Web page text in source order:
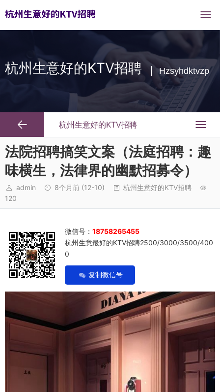
杭州生意好的KTV招聘 Hzsyhdktvzp
杭州生意好的KTV招聘
法院招聘搞笑文案（法庭招聘：趣
味横生，法律界的幽默招募令）
admin 8个月前 (12-10)
杭州生意好的KTV招聘
120
微信号： 18758265455
杭州生意最好的KTV招聘2500/3000/3500/400
0
复制微信号